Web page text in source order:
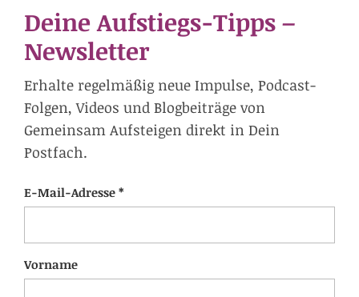
Deine Aufstiegs-Tipps –
Newsletter
Erhalte regelmäßig neue Impulse, Podcast-
Folgen, Videos und Blogbeiträge von
Gemeinsam Aufsteigen direkt in Dein
Postfach.
E-Mail-Adresse *
Vorname